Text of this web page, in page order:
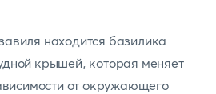
находится базилика
крышей, которая меняет
от окружающего